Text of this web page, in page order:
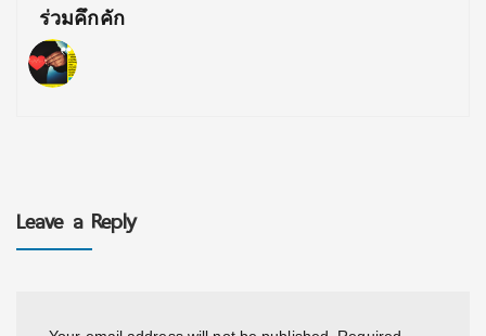
ร่วมคึกคัก
Leave a Reply